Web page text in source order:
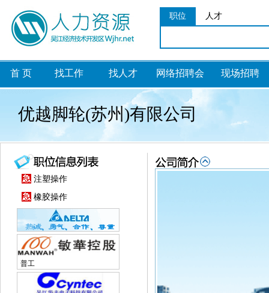
职位 人才
首 页 找工作 找人才 网络招聘会 现场招聘
优越脚轮(苏州)有限公司
注塑操作
橡胶操作
普工